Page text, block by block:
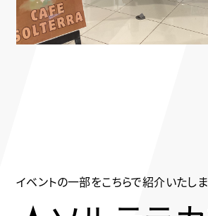
イベントの一部をこちらで紹介いたしま